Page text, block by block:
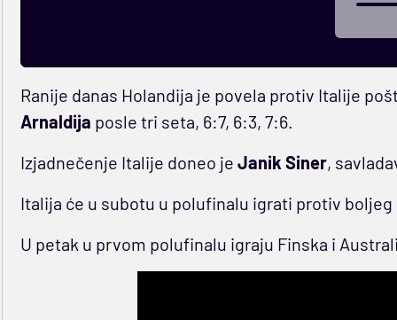
Ranije danas Holandija je povela protiv Italije
Arnaldija posle tri seta, 6:7, 6:3, 7:6.
Izjadnečenje Italije doneo je Janik Siner,
Italija će u subotu u polufinalu igrati protiv
U petak u prvom polufinalu igraju Finska i